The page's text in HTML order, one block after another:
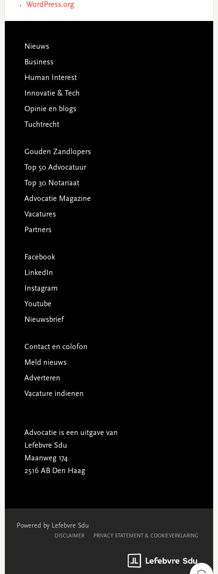
WordPress.org
Footer
Nieuws
Business
Human Interest
Innovatie & Tech
Opinie en blogs
Tuchtrecht
Gouden Zandlopers
Top 50 Advocatuur
Top 30 Notariaat
Advocatie Magazine
Vacatures
Partners
Facebook
LinkedIn
Instagram
Youtube
Nieuwsbrief
Contact en colofon
Meld nieuws
Adverteren
Vacature indienen
Advocatie is een uitgave van
Lefebvre Sdu
Maanweg 174
2516 AB Den Haag
Powered by Lefebvre Sdu
DISCLAIMER PRIVACY STATEMENT & COOKIEVERKLARING